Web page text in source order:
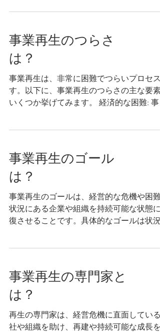
ュにつながります。健康な状態であ...
事業再生のつらさ
は？
事業再生は、非常に困難でつらいプロセス
す。以下に、事業再生のつらさの主な要素
いくつか挙げてみます。 経済的な困難: 事
員やサプライヤーへの支払いが困...
事業再生のゴール
は？
事業再生のゴールは、経営的な危機や困難
状況にある企業や組織を持続可能な状態に
復させることです。具体的なゴールは状況
せることが重要です。収入の増加や...
事業再生の専門家と
は？
再生の専門家は、経営危機に直面している
社や組織を助け、再建や持続可能な成長を